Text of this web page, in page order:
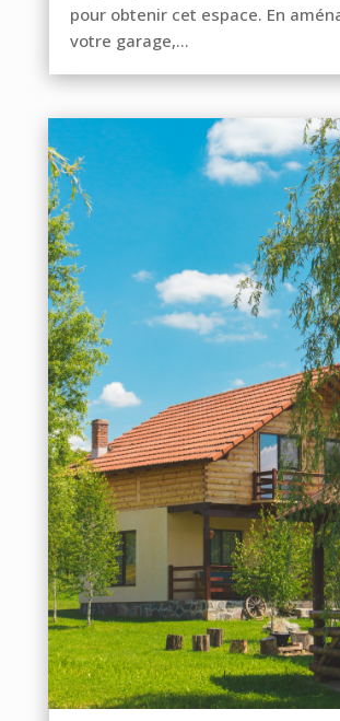
pour obtenir cet espace. En
votre garage,...